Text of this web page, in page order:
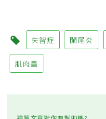
失智症 闌尾炎
肌肉量